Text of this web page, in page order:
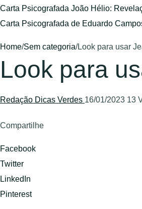
Carta Psicografada João Hélio:
Carta Psicografada de Eduardo
Home/Sem categoria/Look para usar
Look para
Redação Dicas Verdes 16/01/2023 13
Compartilhe
Facebook
Twitter
LinkedIn
Pinterest